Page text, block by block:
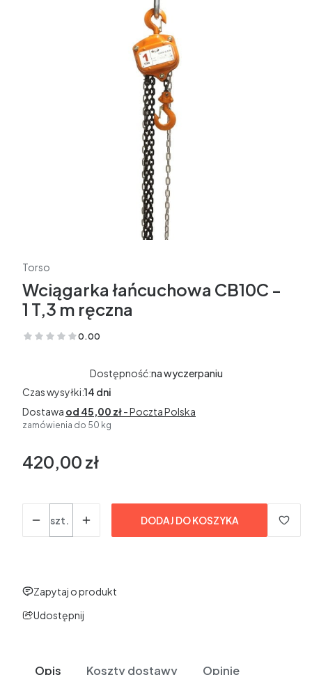
Torso
Wciągarka łańcuchowa CB10C -
1 T,3 m ręczna
0.00
(Oceny: 0 Recenzje: 0)
Dostępność:na wyczerpaniu
Czas wysyłki:14 dni
Dostawa od 45,00 zł- Poczta Polska
zamówienia do 50 kg
Cena
420,00 zł
bez VAT
szt.
DODAJ DO KOSZYKA
Zapytaj o produkt
Udostępnij
Opis Koszty dostawy Opinie